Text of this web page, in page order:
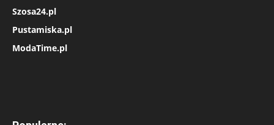
Szosa24.pl
Pustamiska.pl
ModaTime.pl